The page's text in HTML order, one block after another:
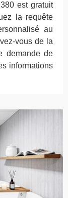
est gratuit
la requête
au
vous de la
demande de
informations